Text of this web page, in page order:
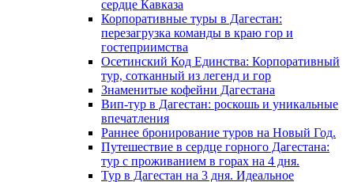
сердце Кавказа
Корпоративные туры в Дагестан:
перезагрузка команды в краю гор и
гостеприимства
Осетинский Код Единства: Корпоративный
тур, сотканный из легенд и гор
Знаменитые кофейни Дагестана
Вип-тур в Дагестан: роскошь и уникальные
впечатления
Раннее бронирование туров на Новый Год.
Путешествие в сердце горного Дагестана:
тур с проживанием в горах на 4 дня.
Тур в Дагестан на 3 дня. Идеальное